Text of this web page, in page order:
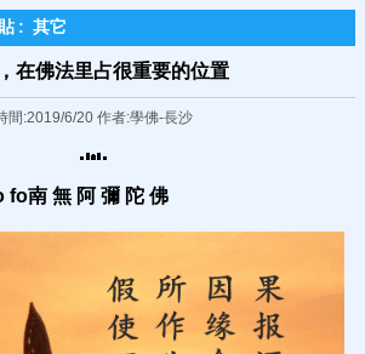
: 其它
在佛法里占很重要的位置
間:2019/6/20 作者:學佛-長沙
fo南 無 阿 彌 陀 佛